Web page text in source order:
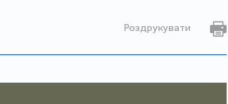
Роздрукувати